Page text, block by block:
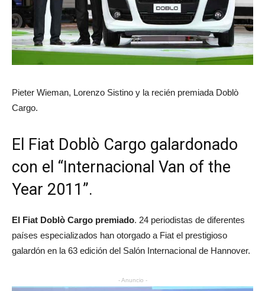
Pieter Wieman, Lorenzo Sistino y la recién premiada Doblò
Cargo.
El Fiat Doblò Cargo galardonado
con el “Internacional Van of the
Year 2011”.
El Fiat Doblò Cargo premiado. 24 periodistas de diferentes
países especializados han otorgado a Fiat el prestigioso
galardón en la 63 edición del Salón Internacional de Hannover.
- Anuncio -